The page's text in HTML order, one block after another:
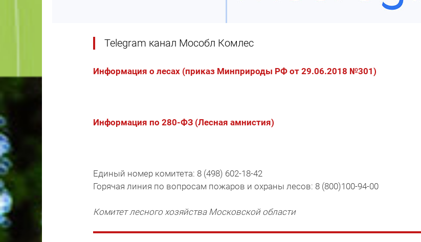
Telegram канал Мособл Комлес
Информация о лесах (приказ Минприроды РФ от 29.06.2018 №301)
Информация по 280-ФЗ (Лесная амнистия)
Единый номер комитета: 8 (498) 602-18-42
Горячая линия по вопросам пожаров и охраны лесов: 8 (800)100-94-00
Комитет лесного хозяйства Московской области